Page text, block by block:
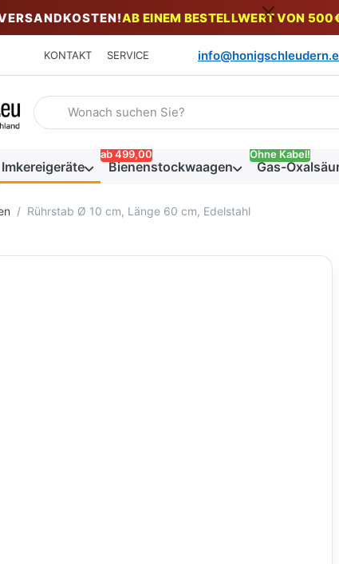
AB EINEM BESTELLWERT VON
KONTAKT SERVICE
Geben Sie einen Suchbegriff ein. Während Sie
Imkereigeräte Bienenstockwaagen
ab 499,00
Gas-
Ohne Kabel!
Rührstab Ø 10 cm, Länge 60 cm, Edelstahl